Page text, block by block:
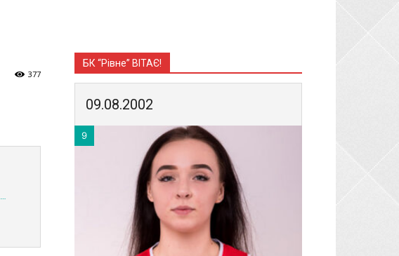
377
БК “Рівне” ВІТАЄ!
09.08.2002
9